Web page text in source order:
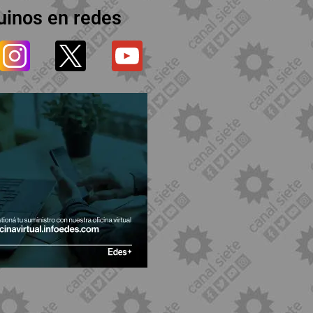
en redes